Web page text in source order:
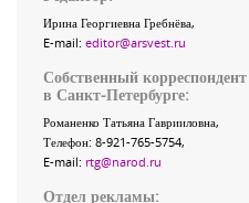
Ирина Георгиевна Гребнёва,
E-mail: editor@arsvest.ru
Собственный
в Санкт-Петербурге:
Романенко Татьяна Гаврииловна,
Телефон: 8-921-765-5754,
E-mail: rtg@narod.ru
Отдел рекламы: